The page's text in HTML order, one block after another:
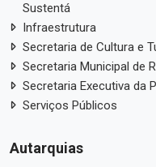
Sustentá
Infraestrutura
Secretaria de Cultura e
Secretaria Municipal de
Secretaria Executiva da
Serviços Públicos
Autarquias